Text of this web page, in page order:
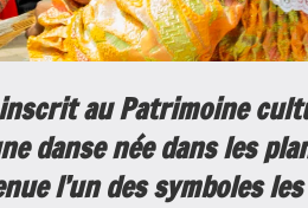
au Patrimoine
danse née dans les
l’un des symboles